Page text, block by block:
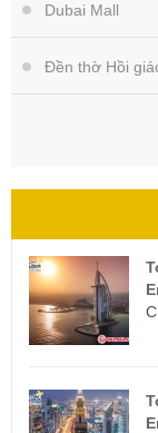
Dubai Mall
Đền thờ Hồi